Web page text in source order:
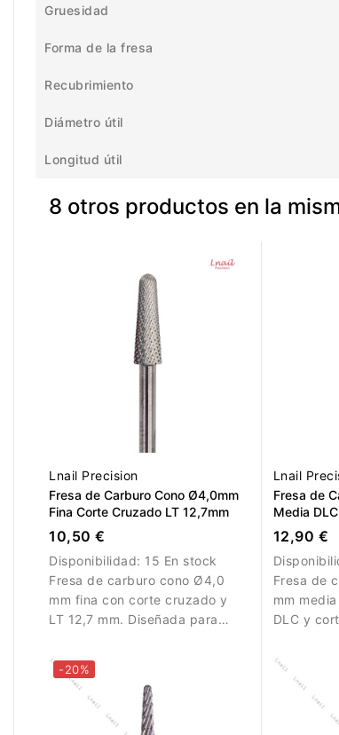
Gruesidad
Forma de la fresa
Recubrimiento
Diámetro útil
Longitud útil
8 otros productos en la
Lnail Precision
Fresa de Carburo Cono Ø4,0mm
Fina Corte Cruzado LT 12,7mm
10,50 €
Disponibilidad: 15 En stock
Fresa de carburo cono Ø4,0
mm fina con corte cruzado y
LT 12,7 mm. Diseñada para
refinamiento.
Lnail
Fresa de
Media
15,0mm
12,90 €
Fresa de
mm
DLC y
-20%